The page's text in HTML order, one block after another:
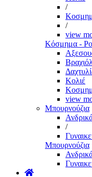
/
/
view
Κόσμημα -
Κολιέ
view
Μπουρνούζια
/
Μπουρνούζια